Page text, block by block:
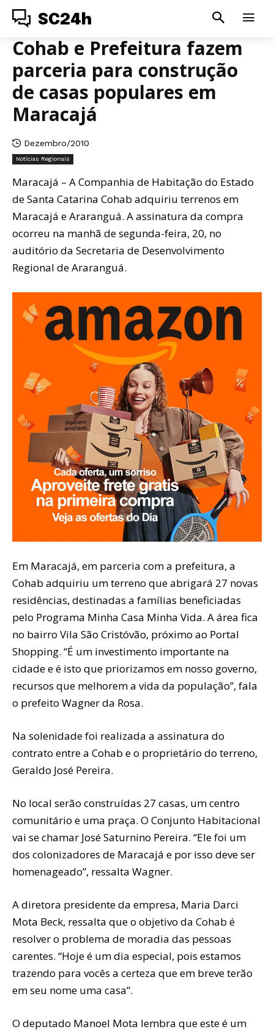
SC24h
Cohab e Prefeitura fazem
parceria para construção
de casas populares em
Maracajá
Dezembro/2010
Notícias Regionais
Maracajá – A Companhia de Habitação do Estado
de Santa Catarina Cohab adquiriu terrenos em
Maracajá e Araranguá. A assinatura da compra
ocorreu na manhã de segunda-feira, 20, no
auditório da Secretaria de Desenvolvimento
Regional de Araranguá.
Em Maracajá, em parceria com a prefeitura, a
Cohab adquiriu um terreno que abrigará 27 novas
residências, destinadas a famílias beneficiadas
pelo Programa Minha Casa Minha Vida. A área fica
no bairro Vila São Cristóvão, próximo ao Portal
Shopping. “É um investimento importante na
cidade e é isto que priorizamos em nosso governo,
recursos que melhorem a vida da população”, fala
o prefeito Wagner da Rosa.
Na solenidade foi realizada a assinatura do
contrato entre a Cohab e o proprietário do terreno,
Geraldo José Pereira.
No local serão construídas 27 casas, um centro
comunitário e uma praça. O Conjunto Habitacional
vai se chamar José Saturnino Pereira. “Ele foi um
dos colonizadores de Maracajá e por isso deve ser
homenageado”, ressalta Wagner.
A diretora presidente da empresa, Maria Darci
Mota Beck, ressalta que o objetivo da Cohab é
resolver o problema de moradia das pessoas
carentes. “Hoje é um dia especial, pois estamos
trazendo para vocês a certeza que em breve terão
em seu nome uma casa”.
O deputado Manoel Mota lembra que este é um